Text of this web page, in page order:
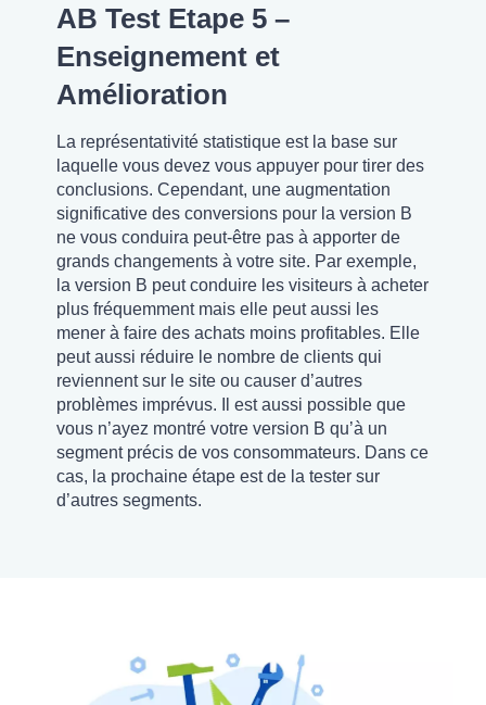
AB Test Etape 5 –
Enseignement et
Amélioration
La représentativité statistique est la base sur
laquelle vous devez vous appuyer pour tirer des
conclusions. Cependant, une augmentation
significative des conversions pour la version B
ne vous conduira peut-être pas à apporter de
grands changements à votre site. Par exemple,
la version B peut conduire les visiteurs à acheter
plus fréquemment mais elle peut aussi les
mener à faire des achats moins profitables. Elle
peut aussi réduire le nombre de clients qui
reviennent sur le site ou causer d’autres
problèmes imprévus. Il est aussi possible que
vous n’ayez montré votre version B qu’à un
segment précis de vos consommateurs. Dans ce
cas, la prochaine étape est de la tester sur
d’autres segments.